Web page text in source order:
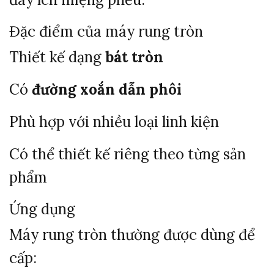
Đặc điểm của máyrung tròn
Thiếtkếdạngbáttròn
Có đườngxoắn dẫn phôi
Phùhợp với nhiềuloại linhkiện
Có thể thiếtkếriêng theo từng sản
phẩm
Ứng dụng
Máyrung tròn thường được dùng để
cấp: